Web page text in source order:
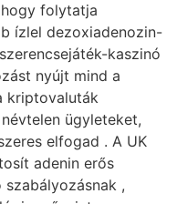
folytatja
ízlel dezoxiadenozin-
kaszinó
nyújt mind a
kriptovaluták
ügyleteket,
elfogad . A UK
adenin erős
,